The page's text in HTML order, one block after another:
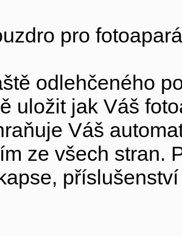
pro
odlehčeného
uložit jak Váš
Váš
ze všech stran.